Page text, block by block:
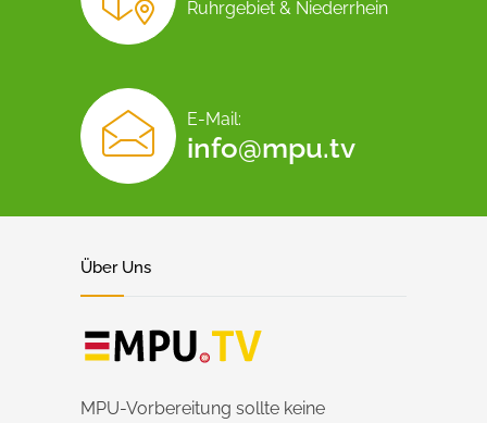
Ruhrgebiet & Niederrhein
E-Mail:
info@mpu.tv
Über Uns
MPU-Vorbereitung sollte keine